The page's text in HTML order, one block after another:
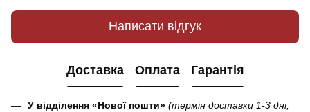
Написати відгук
Доставка Оплата Гарантія
У відділення «Нової пошти» (термін доставки 1-3 дні;